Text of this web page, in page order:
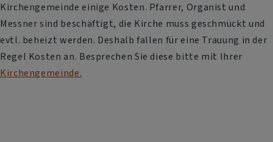
Kirchengemeinde einige Kosten. Pfarrer, Organist und
Messner sind beschäftigt, die Kirche muss geschmückt und
evtl. beheizt werden. Deshalb fallen für eine Trauung in der
Regel Kosten an. Besprechen Sie diese bitte mit Ihrer
Kirchengemeinde.